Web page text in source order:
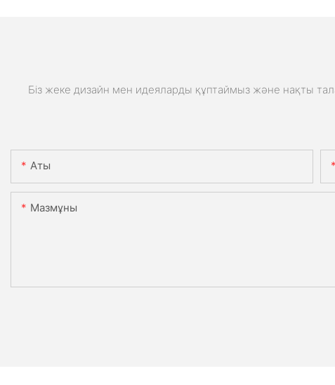
Біз жеке дизайн мен идеяларды құптаймыз және нақты
Аты
Мазмұны